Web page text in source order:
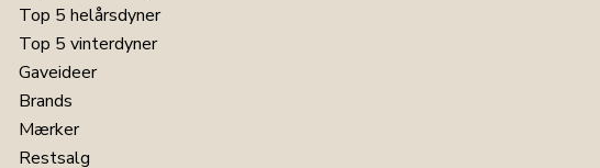
Top 5 helårsdyner
Top 5 vinterdyner
Gaveideer
Brands
Mærker
Restsalg